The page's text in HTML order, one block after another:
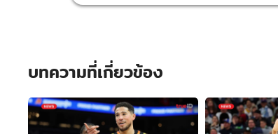
บทความที่เกี่ยวข้อง